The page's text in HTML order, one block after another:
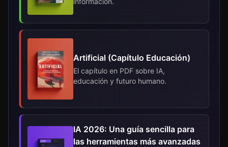
Artificial (Capítulo Educación)
El capítulo en PDF sobre IA,
educación y futuro humano.
IA 2026: Una guía sencilla para
las herramientas más avanzadas